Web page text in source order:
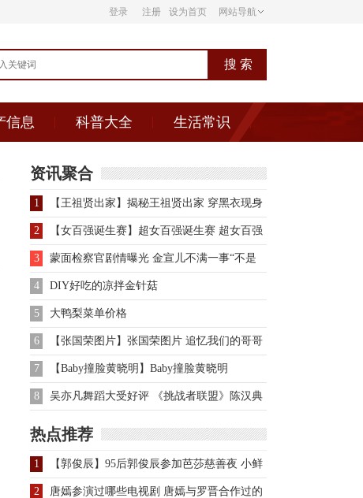
登录 注册 设为首页 网站导航
信息 科普大全 生活常识
资讯聚合
1 【王祖贤出家】揭秘王祖贤出家 穿黑衣现身
寺庙
2 【女百强诞生赛】超女百强诞生赛 超女百强
选手首亮相
3 蒙面检察官剧情曝光 金宣儿不满一事“不是
剧组的问题”
4 DIY好吃的凉拌金针菇
5 大鸭梨菜单价格
6 【张国荣图片】张国荣图片 追忆我们的哥哥
7 【Baby撞脸黄晓明】Baby撞脸黄晓明
Angelababy黄晓明傻傻分不清
8 吴亦凡舞蹈大受好评 《挑战者联盟》陈汉典
成抢戏王
热点推荐
1 【郭俊辰】95后郭俊辰参加芭莎慈善夜 小鲜
肉引领公益正能量
2 唐嫣参演过哪些电视剧 唐嫣与罗晋合作过的